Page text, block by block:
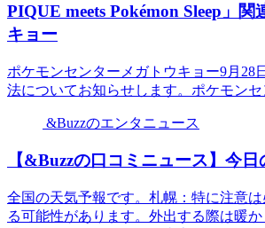
PIQUE meets Pokémon Sleep」
キョー
ポケモンセンターメガトウキョー9月28
法についてお知らせします。ポケモン
&Buzzのエンタニュース
【&Buzzの口コミニュース】今
全国の天気予報です。札幌：特に注意
る可能性があります。外出する際は暖